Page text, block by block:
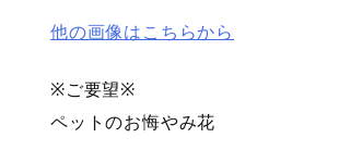
他の画像はこちらから
※ご要望※
ペットのお悔やみ花